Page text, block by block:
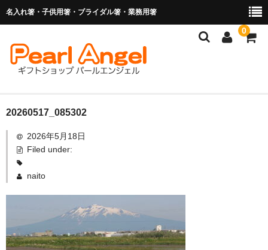
名入れ箸・子供用箸・ブライダル箸・業務用箸
0
商品を探す
お子様の入卒園に
業務用箸（食洗機対応）
マイ箸・箸袋
20260517_085302
2026年5月18日
Filed under:
naito